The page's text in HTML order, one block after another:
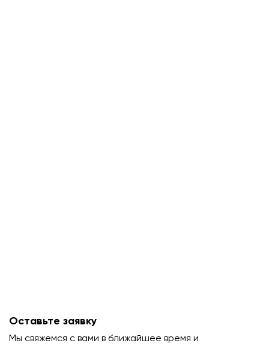
Оставьте заявку
Мы свяжемся с вами в ближайшее время и